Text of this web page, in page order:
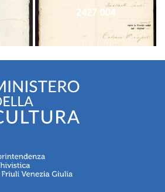
2427 004